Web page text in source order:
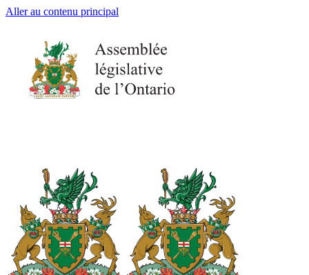
Aller au contenu principal